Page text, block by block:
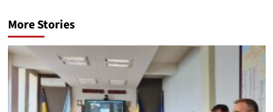
More Stories